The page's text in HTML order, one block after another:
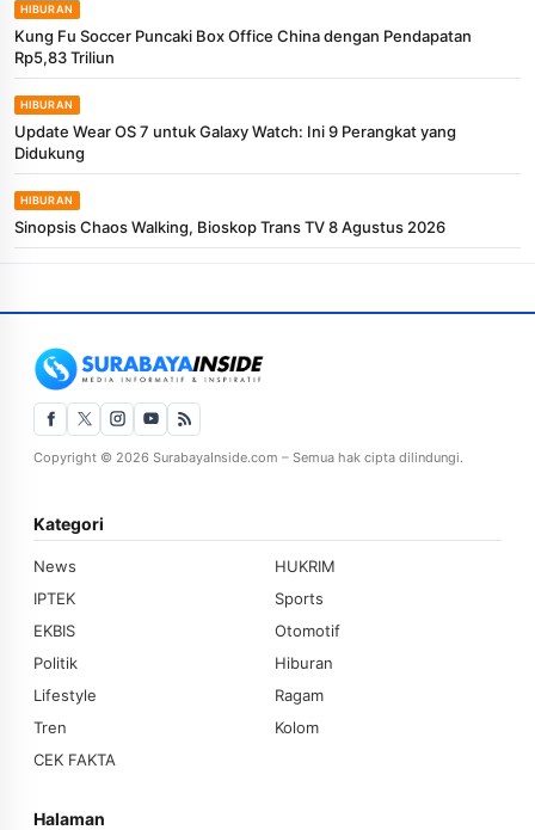
HIBURAN
Kung Fu Soccer Puncaki Box Office China dengan Pendapatan
Rp5,83 Triliun
HIBURAN
Update Wear OS 7 untuk Galaxy Watch: Ini 9 Perangkat yang
Didukung
HIBURAN
Sinopsis Chaos Walking, Bioskop Trans TV 8 Agustus 2026
Copyright © 2026 SurabayaInside.com – Semua hak cipta dilindungi.
Kategori
News
HUKRIM
IPTEK
Sports
EKBIS
Otomotif
Politik
Hiburan
Lifestyle
Ragam
Tren
Kolom
CEK FAKTA
Halaman